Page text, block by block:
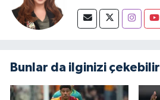
Bunlar da ilginizi çekebilir